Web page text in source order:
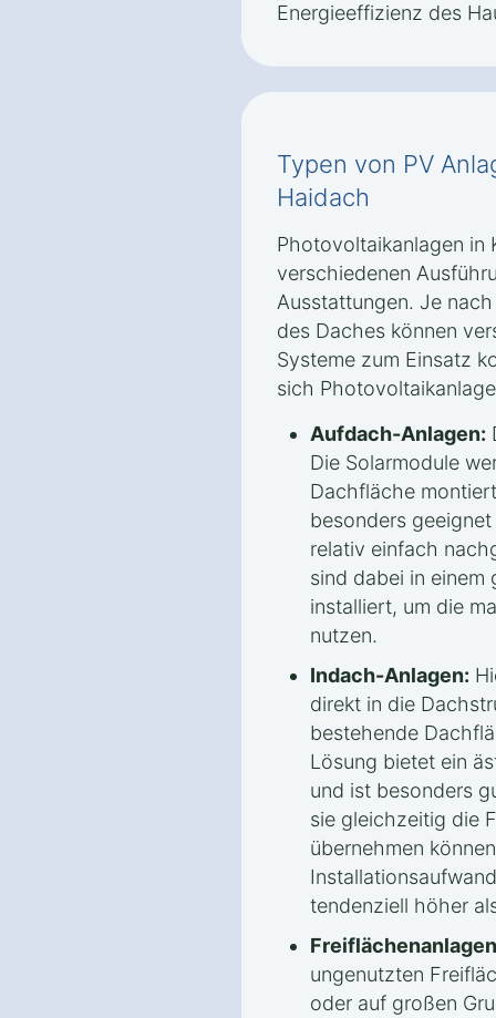
Energieeffizienz des
Typen von PV
Haidach
Photovoltaikanlagen in
verschiedenen
Ausstattungen. Je
des Daches können
Systeme zum Einsatz
sich
Aufdach-Anlagen:
Die Solarmodule
Dachfläche
besonders
relativ einfach
sind dabei in einem
installiert, um die
nutzen.
Indach-Anlagen:
direkt in die
bestehende
Lösung bietet ein
und ist besonders
sie gleichzeitig die
übernehmen
tendenziell höher
ungenutzten
oder auf großen